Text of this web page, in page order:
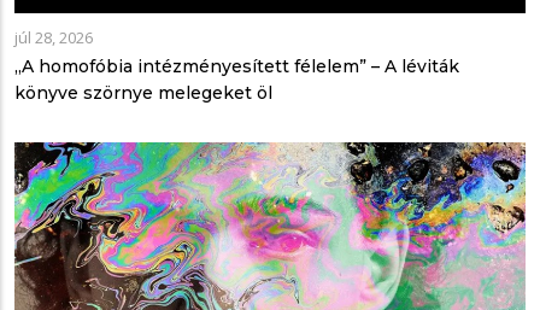
júl 28, 2026
„A homofóbia intézményesített félelem” – A léviták
könyve szörnye melegeket öl